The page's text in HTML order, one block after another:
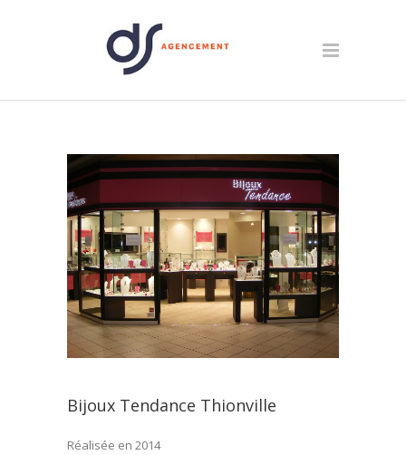
Bijoux Tendance Thionville
Réalisée en 2014